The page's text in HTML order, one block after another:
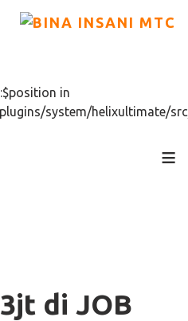
in
system/helixultimate/
≡
di JOB